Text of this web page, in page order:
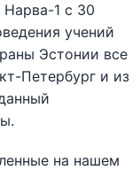
Нарва-1 с 30
учений
Эстонии все
Петербург и из
на нашем